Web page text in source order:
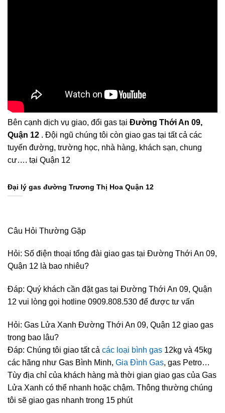
Bên cạnh dịch vụ giao, đổi gas tại Đường Thới An 09,
Quận 12 . Đội ngũ chúng tôi còn giao gas tại tất cả các
tuyến đường, trường học, nhà hàng, khách sạn, chung
cư…. tại Quận 12
Đại lý gas đường Trương Thị Hoa Quận 12
Câu Hỏi Thường Gặp
Hỏi: Số điện thoại tổng đài giao gas tại Đường Thới An 09,
Quận 12 là bao nhiêu?
Đáp: Quý khách cần đặt gas tại Đường Thới An 09, Quận
12 vui lòng gọi hotline 0909.808.530 để được tư vấn
Hỏi: Gas Lửa Xanh Đường Thới An 09, Quận 12 giao gas
trong bao lâu?
Đáp: Chúng tôi giao tất cả các loại bình gas 12kg và 45kg
các hãng như Gas Bình Minh, Gia Đình Gas, gas Petro…
Tùy địa chỉ của khách hàng mà thời gian giao gas của Gas
Lửa Xanh có thể nhanh hoặc chậm. Thông thường chúng
tôi sẽ giao gas nhanh trong 15 phút